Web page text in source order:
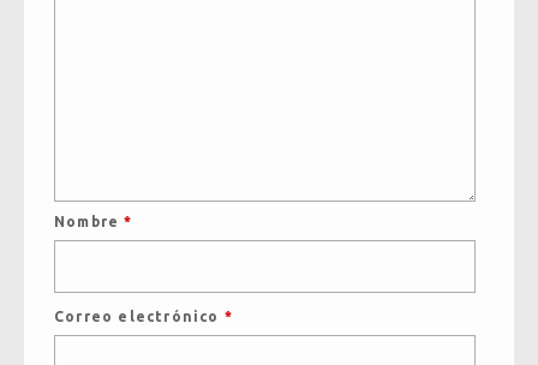
Nombre*
Correo electrónico *